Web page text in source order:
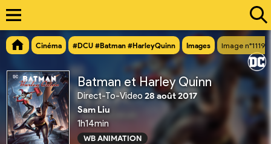
Cinéma #DCU #Batman #HarleyQuinn Images Image n°11193
Batman et Harley Quinn
Direct-To-Video 28 août 2017
Sam Liu
1h14min
WB ANIMATION